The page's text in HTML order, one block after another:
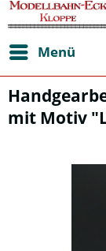
Menü
mit Motiv